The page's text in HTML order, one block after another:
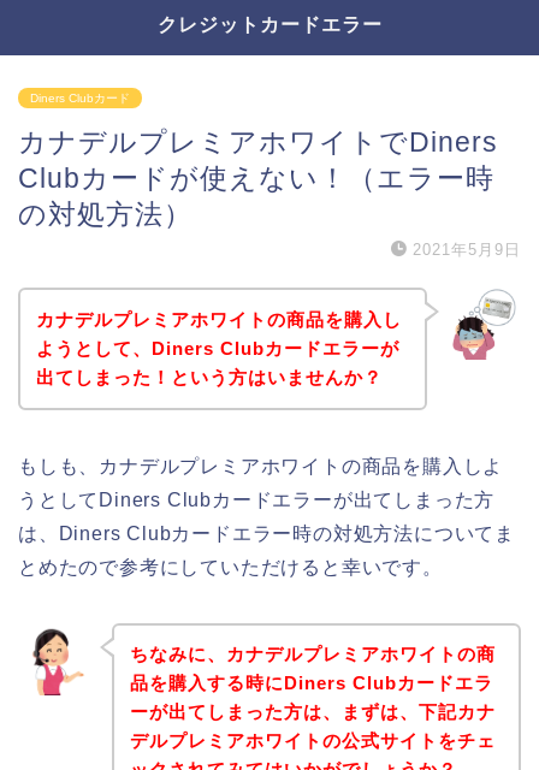
クレジットカードエラー
Diners Clubカード
カナデルプレミアホワイトでDiners
Clubカードが使えない！（エラー時
の対処方法）
2021年5月9日
カナデルプレミアホワイトの商品を購入し
ようとして、Diners Clubカードエラーが
出てしまった！という方はいませんか？
もしも、カナデルプレミアホワイトの商品を購入しよ
うとしてDiners Clubカードエラーが出てしまった方
は、Diners Clubカードエラー時の対処方法についてま
とめたので参考にしていただけると幸いです。
ちなみに、カナデルプレミアホワイトの商
品を購入する時にDiners Clubカードエラ
ーが出てしまった方は、まずは、下記カナ
デルプレミアホワイトの公式サイトをチェ